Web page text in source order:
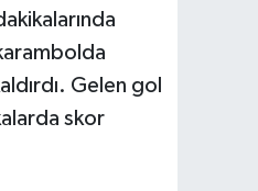
Gelen gol
skor